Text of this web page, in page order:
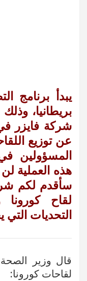
يبدأ برنامج
بريطانيا،
شركة فايزر
عن توزيع
المسؤولين
هذه العملية
سأقدم لكم
لقاح
التحديات
قال وزير الصحة
لقاحات كورونا: